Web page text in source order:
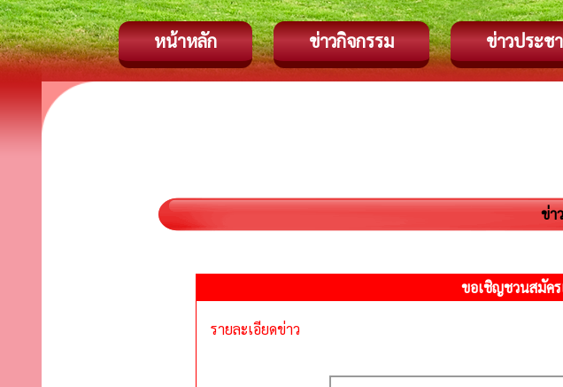
หน้าหลัก ข่าวกิจกรรม ข่าวประช
ข่า
ขอเชิญชวนสมัค
รายละเอียดข่าว